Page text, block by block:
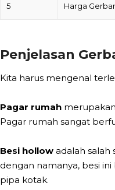
5 Harga
Penjelasan
Kita harus mengenal
Pagar rumah
Pagar rumah sangat
Besi hollow adalah salah
dengan namanya, besi
pipa kotak.